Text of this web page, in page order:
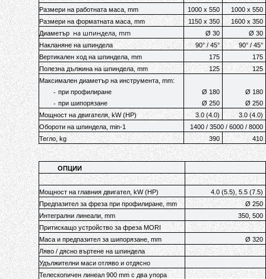
Размери на работната маса, mm 1000 x 550
1000 x 550
Размери на форматната маса, mm
1150 x 350
1600 x 350
Диаметър
на шпиндела, mm Ø 30
Ø 30
Накланяне на шпиндела
90° / 45°
90° / 45°
Вертикален ход на шпиндела, mm
175
175
Полезна дължина на шпиндела, mm
125
125
Максимален диаметър на инструмента, mm:
- при профилиране
- при шипорязане
Ø 180
Ø 250
Ø 180
Ø 250
Мощност на двигателя, kW (HP)
3.0 (4.0)
3.0 (4.0)
Обороти на шпиндела, min-1
1400 / 3500 / 6000 / 8000
Тегло, kg
390 410
ОПЦИИ
Мощност на главния двигател, kW (HP)
4.0 (5.5), 5.5 (7.5)
Предпазител за фреза при профилиране, mm
Ø 250
Интегрални линеали, mm
350, 500
Притискащо устройство за фреза MORI
Маса и предпазител за шипорязане, mm
Ø 320
Ляво / дясно въртене на шпиндела
Удължителни маси отляво и отдясно
Телескопичен линеал 900 mm с два упора